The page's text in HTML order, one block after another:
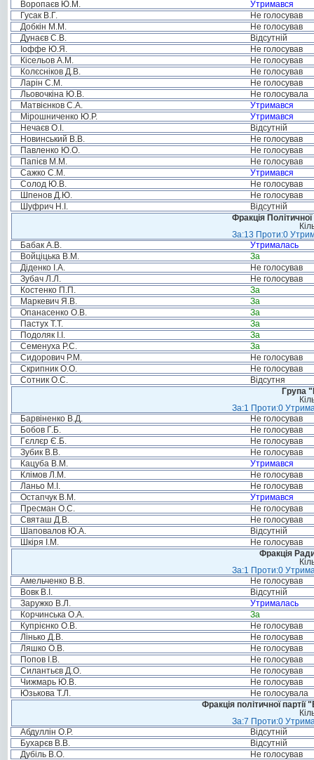
Воропаєв Ю.М.
Утримався
Гусак В.Г.
Не голосував
Добкін М.М.
Не голосував
Дунаєв С.В.
Відсутній
Іоффе Ю.Я.
Не голосував
Кісельов А.М.
Не голосував
Колєсніков Д.В.
Не голосував
Ларін С.М.
Не голосував
Льовочкіна Ю.В.
Не голосувала
Матвієнков С.А.
Утримався
Мірошниченко Ю.Р.
Утримався
Нечаєв О.І.
Відсутній
Новинський В.В.
Не голосував
Павленко Ю.О.
Не голосував
Папієв М.М.
Не голосував
Сажко С.М.
Утримався
Солод Ю.В.
Не голосував
Шпенов Д.Ю.
Не голосував
Шуфрич Н.І.
Відсутній
Фракція
За:13 Проти:0
Бабак А.В.
Утрималась
Войціцька В.М.
За
Діденко І.А.
Не голосував
Зубач Л.Л.
Не голосував
Костенко П.П.
За
Маркевич Я.В.
За
Опанасенко О.В.
За
Пастух Т.Т.
За
Подоляк І.І.
За
Семенуха Р.С.
За
Сидорович Р.М.
Не голосував
Скрипник О.О.
Не голосував
Сотник О.С.
Відсутня
Група
За:1 Проти:0
Барвіненко В.Д.
Не голосував
Бобов Г.Б.
Не голосував
Гєллєр Є.Б.
Не голосував
Зубик В.В.
Не голосував
Кацуба В.М.
Утримався
Клімов Л.М.
Не голосував
Ланьо М.І.
Не голосував
Остапчук В.М.
Утримався
Пресман О.С.
Не голосував
Святаш Д.В.
Не голосував
Шаповалов Ю.А.
Відсутній
Шкіря І.М.
Не голосував
Фракція
За:1 Проти:0
Амельченко В.В.
Не голосував
Вовк В.І.
Відсутній
Заружко В.Л.
Утрималась
Корчинська О.А.
За
Купрієнко О.В.
Не голосував
Лінько Д.В.
Не голосував
Ляшко О.В.
Не голосував
Попов І.В.
Не голосував
Силантьєв Д.О.
Не голосував
Чижмарь Ю.В.
Не голосував
Юзькова Т.Л.
Не голосувала
Фракція політичної
За:7 Проти:0
Абдуллін О.Р.
Відсутній
Бухарєв В.В.
Відсутній
Дубіль В.О.
Не голосував